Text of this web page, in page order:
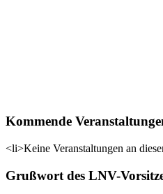
Kommende
<li>Keine Veranstaltungen an
Grußwort des LNV-